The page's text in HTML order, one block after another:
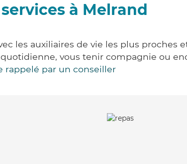
à Melrand
les auxiliaires de vie les plus proches
vous tenir compagnie ou
rappelé par un conseiller